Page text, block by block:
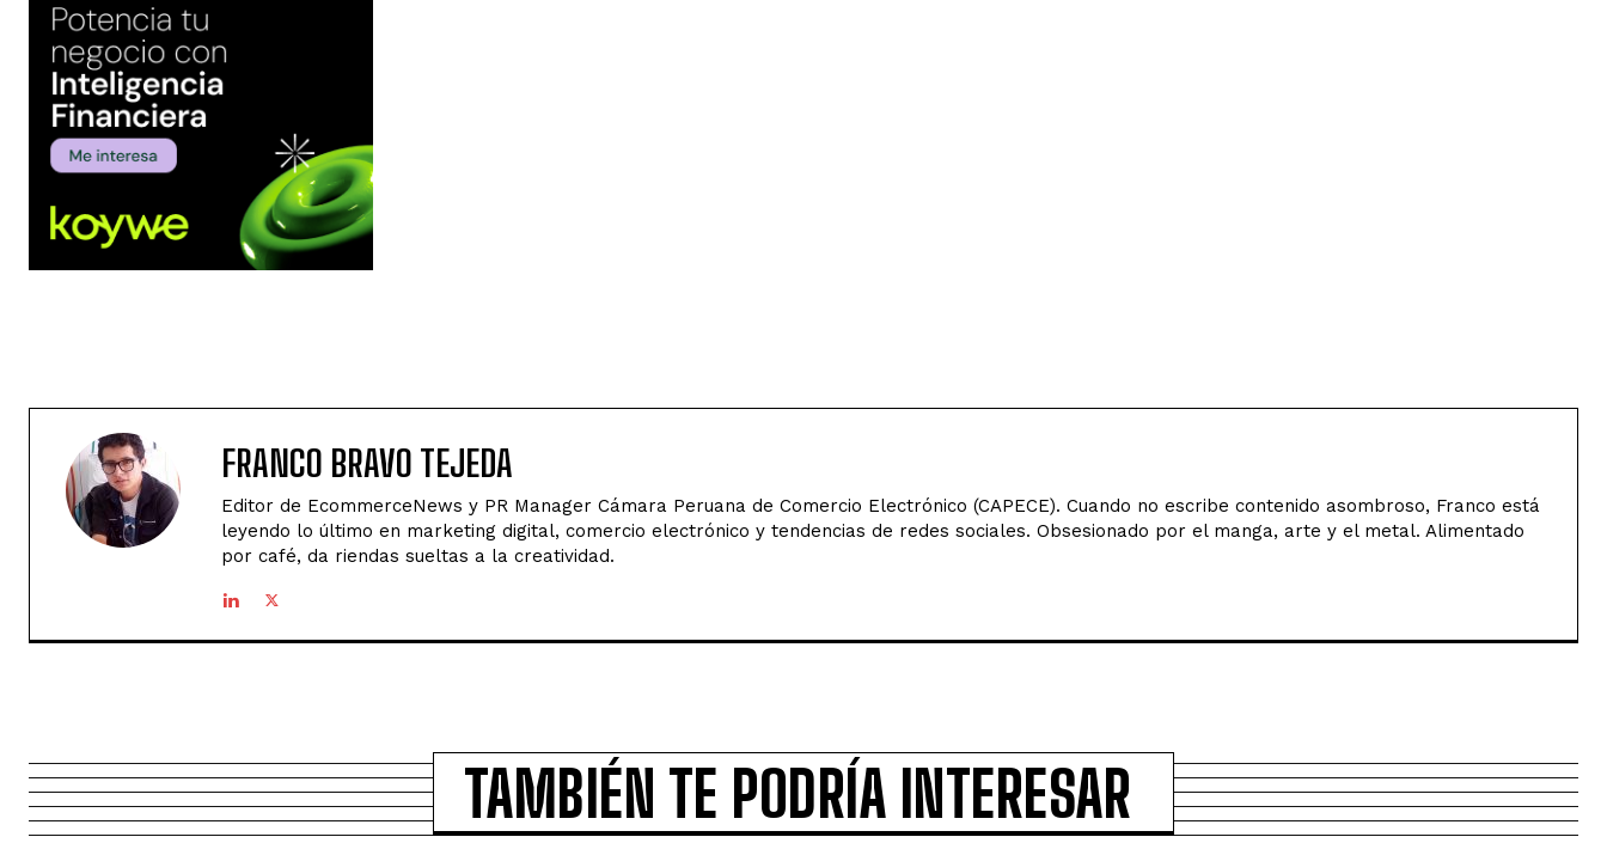
FRANCO BRAVO TEJEDA
Editor de EcommerceNews y PR Manager Cámara Peruana de Comercio Electrónico (CAPECE). Cuando no escribe contenido asombroso, Franco está
leyendo lo último en marketing digital, comercio electrónico y tendencias de redes sociales. Obsesionado por el manga, arte y el metal. Alimentado
por café, da riendas sueltas a la creatividad.
TAMBIÉN TE PODRÍA INTERESAR